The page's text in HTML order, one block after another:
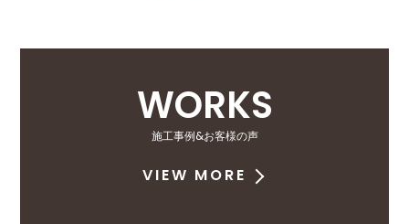
WORKS
施工事例&お客様の声
VIEW MORE